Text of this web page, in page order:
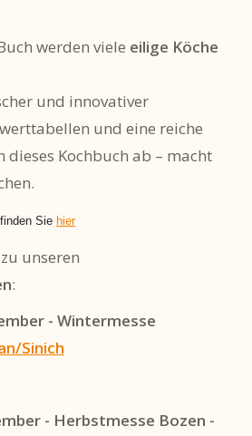
werden viele eilige Köche
und innovativer
und eine reiche
Kochbuch ab – macht
Sie hier
unseren
:
- Wintermesse
Sinich
- Herbstmesse Bozen -